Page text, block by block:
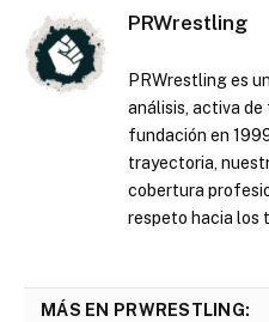
PRWrestling
PRWrestling es
análisis, activa de
fundación en
trayectoria,
cobertura
respeto hacia los
MÁS EN PRWRESTLING: